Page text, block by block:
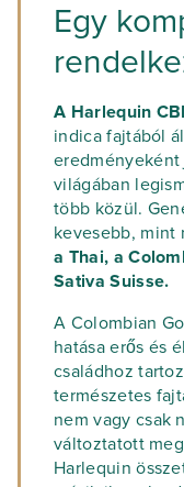
Egy
A Harlequin
indica fajtából
világában
több közül.
kevesebb, mint
a Thai, a
Sativa Suisse.
A Colombian
hatása erős és
családhoz
természetes
nem vagy csak
változtatott
Harlequin